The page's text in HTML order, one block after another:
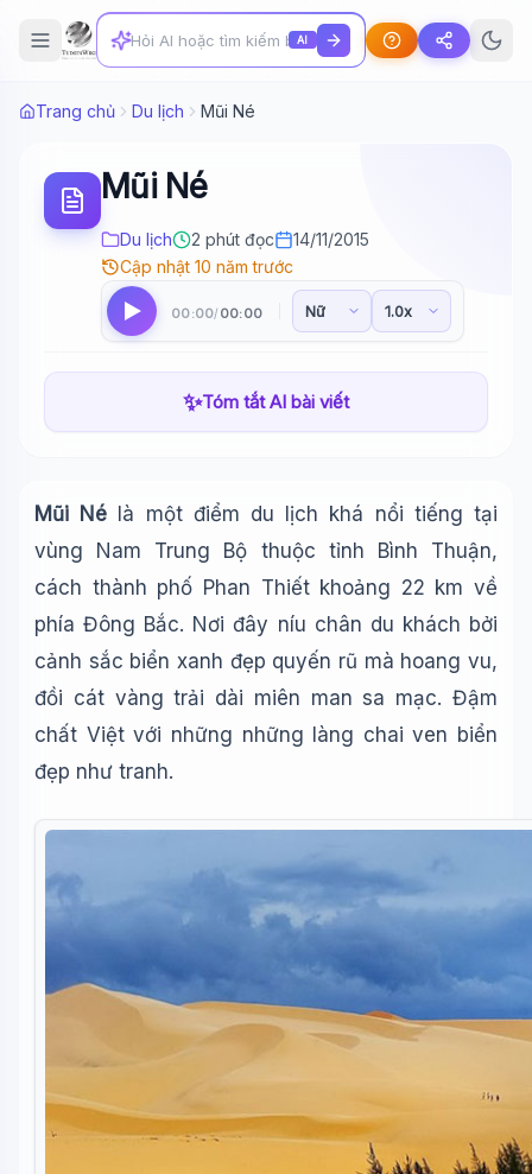
AI
Trang chủ Du lịch Mũi Né
Mũi Né
Du lịch 2 phút đọc
14/11/2015
Cập nhật 10 năm trước
00:00/ 00:00
✨Tóm tắt AI bài viết
Mũi Né là một điểm du lịch khá nổi tiếng tại
vùng Nam Trung Bộ thuộc tỉnh Bình Thuận,
cách thành phố Phan Thiết khoảng 22 km về
phía Đông Bắc. Nơi đây níu chân du khách bởi
cảnh sắc biển xanh đẹp quyến rũ mà hoang vu,
đồi cát vàng trải dài miên man sa mạc. Đậm
chất Việt với những những làng chai ven biển
đẹp như tranh.